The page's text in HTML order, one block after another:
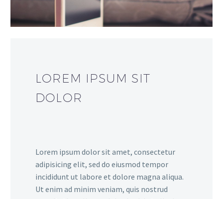
LOREM IPSUM SIT
DOLOR
Lorem ipsum dolor sit amet, consectetur
adipisicing elit, sed do eiusmod tempor
incididunt ut labore et dolore magna aliqua.
Ut enim ad minim veniam, quis nostrud